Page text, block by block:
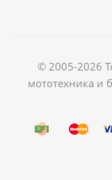
© 2005-2026
мототехника и